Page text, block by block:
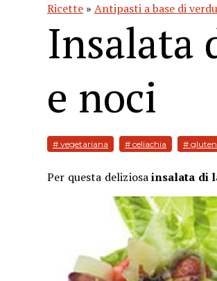
Ricette » Antipasti a base di
Insalata
e noci
# vegetariana # celiachia #
Per questa deliziosainsalata di